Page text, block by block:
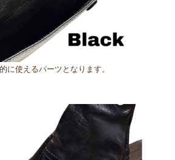
に使えるパーツとなります。